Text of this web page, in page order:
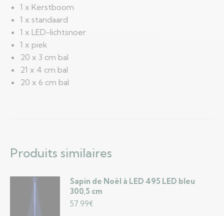
1 x Kerstboom
1 x standaard
1 x LED-lichtsnoer
1 x piek
20 x 3 cm bal
21 x 4 cm bal
20 x 6 cm bal
Produits similaires
Sapin de Noël à LED 495 LED bleu
300,5 cm
57.99€